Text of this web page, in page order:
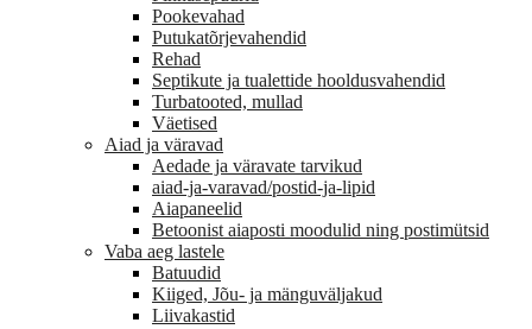
Pookevahad
Putukatõrjevahendid
Rehad
Septikute ja tualettide hooldusvahendid
Turbatooted, mullad
Väetised
Aiad ja väravad
Aedade ja väravate tarvikud
aiad-ja-varavad/postid-ja-lipid
Aiapaneelid
Betoonist aiaposti moodulid ning postimütsid
Vaba aeg lastele
Batuudid
Kiiged, Jõu- ja mänguväljakud
Liivakastid